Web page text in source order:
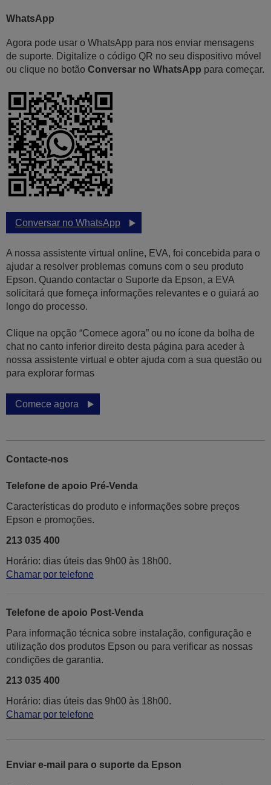
WhatsApp
Agora pode usar o WhatsApp para nos enviar mensagens
de suporte. Digitalize o código QR no seu dispositivo móvel
ou clique no botão Conversar no WhatsApp para começar.
Conversar no WhatsApp
A nossa assistente virtual online, EVA, foi concebida para o
ajudar a resolver problemas comuns com o seu produto
Epson. Quando contactar o Suporte da Epson, a EVA
solicitará que forneça informações relevantes e o guiará ao
longo do processo.
Clique na opção “Comece agora” ou no ícone da bolha de
chat no canto inferior direito desta página para aceder à
nossa assistente virtual e obter ajuda com a sua questão ou
para explorar formas
Comece agora
Contacte-nos
Telefone de apoio Pré-Venda
Características do produto e informações sobre preços
Epson e promoções.
213 035 400
Horário: dias úteis das 9h00 às 18h00.
Chamar por telefone
Telefone de apoio Post-Venda
Para informação técnica sobre instalação, configuração e
utilização dos produtos Epson ou para verificar as nossas
condições de garantia.
213 035 400
Horário: dias úteis das 9h00 às 18h00.
Chamar por telefone
Enviar e-mail para o suporte da Epson